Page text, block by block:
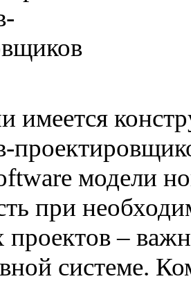
имеется
модели
при
проектов –
системе.